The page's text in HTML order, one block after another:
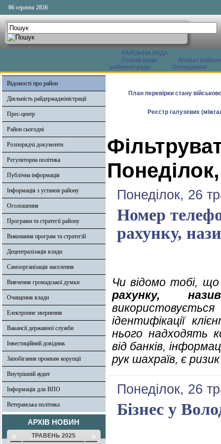
06 серпня 2026
РАЙОННА РАДА
Голова ради
Апарат
районної ради
Оголошення
Відомості про район
Діяльність райдержадміністрації
Прес-центр
Район сьогодні
Розпорядчі документи
Регуляторна політика
Публічна інформація
Інформація з установ району
Оголошення
Програми та стратегії району
Виконання програм та стратегій
Децентралізація влади
Самоорганізація населення
Вивчення громадської думки
Очищення влади
Електронне звернення
Вакансії державної служби
Інвестиційний довідник
Запобігання проявам корупції
Внутрішній аудит
Інформація для ВПО
Ветеранська політика
АРХІВ НОВИН
« ТРАВЕНЬ 2025 »
План перевірки стану
Реєстр галузевих
Понеділок, 26
Номер
рахунку,
Чи відомо тобі,
рахунку,
ідентифікації
нього надходять
від банків,
рук шахраїв, є
Понеділок, 26
Бізнес у